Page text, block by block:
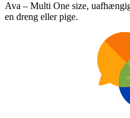
Ava – Multi One size,
en dreng eller pige.